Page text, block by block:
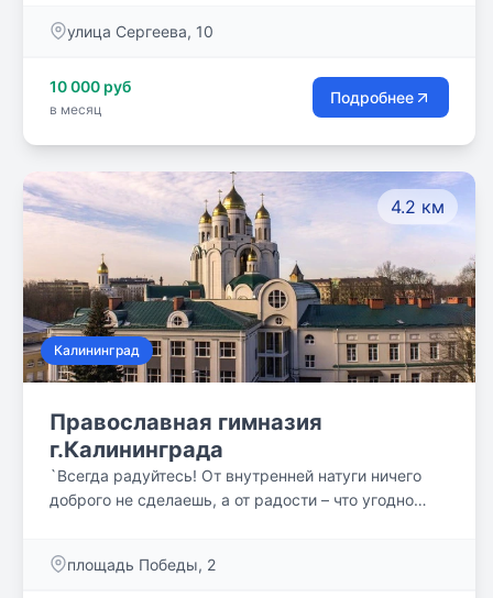
апробирующей инновационный опыт.
улица Сергеева, 10
10 000 руб
в месяц
Подробнее
4.2 км
Калининград
Православна­­я гимназия
г.Калининграда
`Всегда радуйтесь! От внутренней натуги ничего
доброго не сделаешь, а от радости – что угодно
площадь Победы, 2